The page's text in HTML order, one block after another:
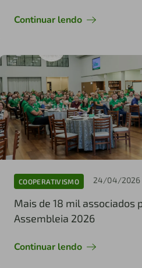
Continuar lendo
COOPERATIVISMO 24/04/2026
Mais de 18 mil associados
Assembleia 2026
Continuar lendo